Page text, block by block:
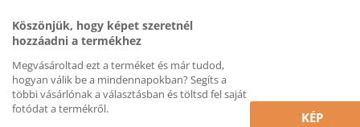
Köszönjük, hogy képet szeretnél
hozzáadni a termékhez
Megvásároltad ezt a terméket és már tudod,
hogyan válik be a mindennapokban? Segíts a
többi vásárlónak a választásban és töltsd fel saját
fotódat a termékről.
KÉP